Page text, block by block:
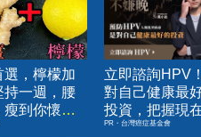
選，檸檬加
持一週，腰
瘦到你懷疑
立即諮詢HPV
對自己健康最
投資，把握現
嫌晚！
PR・台灣癌症基金會